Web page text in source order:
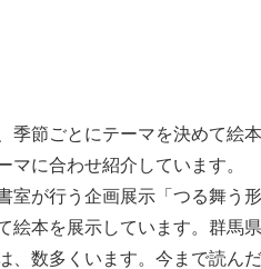
節ごとにテーマを決めて絵
マに合わせ紹介しています。
が行う企画展示「つる舞う
絵本を展示しています。群馬
、数多くいます。今まで読ん